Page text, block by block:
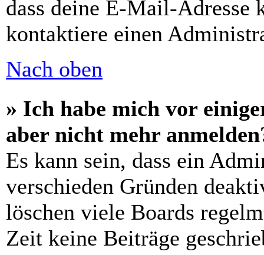
dass deine E-Mail-Adresse
kontaktiere einen
Nach oben
» Ich habe mich vor
aber nicht mehr
Es kann sein, dass ein
verschieden Gründen
löschen viele Boards
Zeit keine Beiträge